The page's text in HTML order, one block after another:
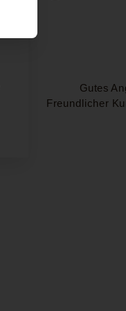
Gutes
Freundlicher